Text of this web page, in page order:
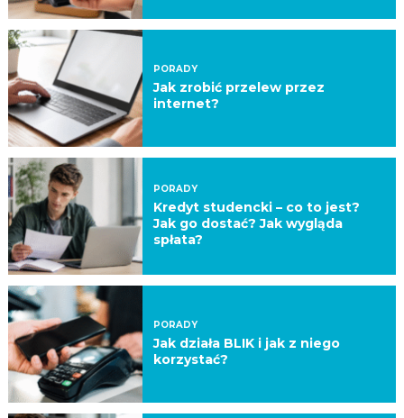
PORADY
Jak zrobić przelew przez
internet?
PORADY
Kredyt studencki – co to jest?
Jak go dostać? Jak wygląda
spłata?
PORADY
Jak działa BLIK i jak z niego
korzystać?